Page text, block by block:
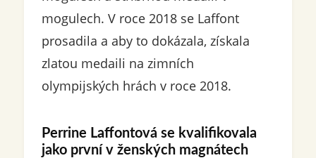
mogulech. V roce 2018 se Laffont
prosadila a aby to dokázala, získala
zlatou medaili na zimních
olympijských hrách v roce 2018.
Perrine Laffontová se kvalifikovala
jako první v ženských magnátech